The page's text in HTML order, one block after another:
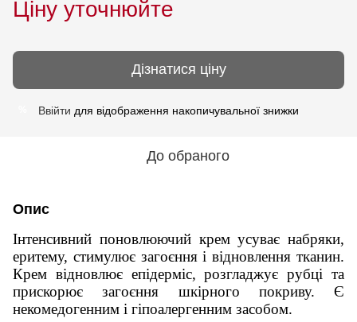
Ціну уточнюйте
Дізнатися ціну
Ввійти для відображення накопичувальної знижки
До обраного
Опис
Інтенсивний поновлюючий крем усуває набряки,
еритему, стимулює загоєння і відновлення тканин.
Крем відновлює епідерміс, розгладжує рубці та
прискорює загоєння шкірного покриву. Є
некомедогенним і гіпоалергенним засобом.